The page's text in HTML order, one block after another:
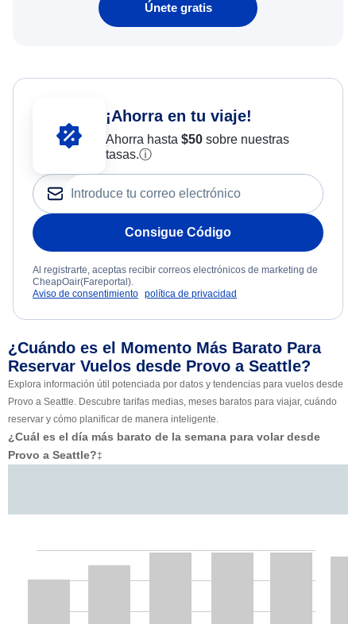
Únete gratis
¡Ahorra en tu viaje!
Ahorra hasta $50sobre nuestras
tasas.ⓘ
Consigue Código
Al registrarte, aceptas recibir correos electrónicos de marketing de
CheapOair(Fareportal).
Aviso de consentimiento política de privacidad
¿Cuándo es el Momento Más Barato Para
Reservar Vuelos desde Provo a Seattle?
Explora información útil potenciada por datos y tendencias para vuelos desde
Provo a Seattle. Descubre tarifas medias, meses baratos para viajar, cuándo
reservar y cómo planificar de manera inteligente.
¿Cuál es el día más barato de la semana para volar desde
Provo a Seattle?‡